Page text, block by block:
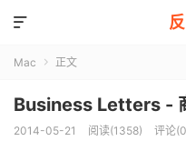

Mac  正文
Business Letters -
2014-05-21 阅读(1358) 评论